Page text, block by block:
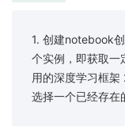
1. 创建notebook
个实例，即获取一
用的深度学习框
选择一个已经存在